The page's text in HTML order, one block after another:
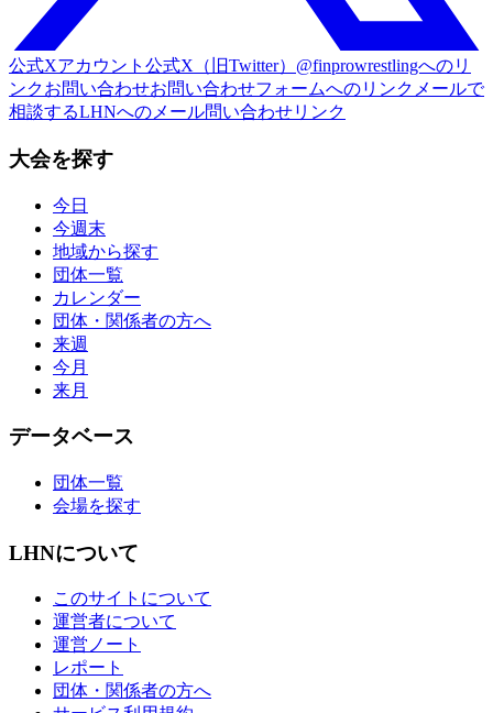
公式Xアカウント 公式X（旧Twitter）@finprowrestlingへのリ
ンクお問い合わせお問い合わせフォームへのリンク メールで
相談するLHNへのメール問い合わせリンク
大会を探す
今日
今週末
地域から探す
団体一覧
カレンダー
団体・関係者の方へ
来週
今月
来月
データベース
団体一覧
会場を探す
LHNについて
このサイトについて
運営者について
運営ノート
レポート
団体・関係者の方へ